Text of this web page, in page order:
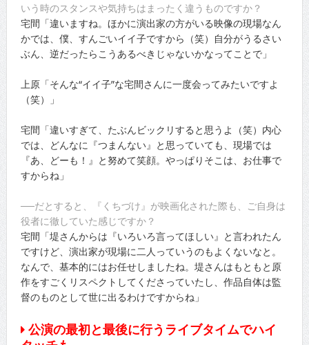
いう時のスタンスや気持ちはまったく違うものですか？
宅間「違いますね。ほかに演出家の方がいる映像の現場なん
かでは、僕、すんごいイイ子ですから（笑）自分がうるさい
ぶん、逆だったらこうあるべきじゃないかなってことで」
上原「そんな“イイ子”な宅間さんに一度会ってみたいですよ
（笑）」
宅間「違いすぎて、たぶんビックリすると思うよ（笑）内心
では、どんなに『つまんない』と思っていても、現場では
『あ、どーも！』と努めて笑顔。やっぱりそこは、お仕事で
すからね」
──だとすると、『くちづけ』が映画化された際も、ご自身は
役者に徹していた感じですか？
宅間「堤さんからは『いろいろ言ってほしい』と言われたん
ですけど、演出家が現場に二人っていうのもよくないなと。
なんで、基本的にはお任せしましたね。堤さんはもともと原
作をすごくリスペクトしてくださっていたし、作品自体は監
督のものとして世に出るわけですからね」
公演の最初と最後に行うライブタイムでハイ